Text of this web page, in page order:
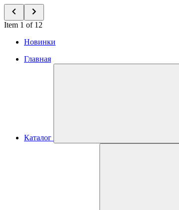
Item 1 of 12
Новинки
Главная
Каталог